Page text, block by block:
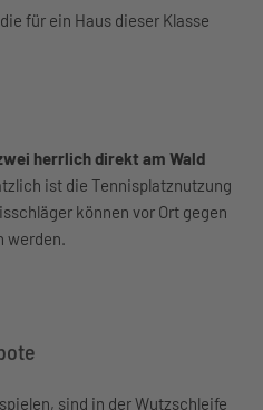
für ein Haus dieser Klasse
herrlich direkt am Wald
ist die Tennisplatznutzung
können vor Ort gegen
werden.
sind in der Wutzschleife